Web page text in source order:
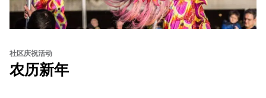
社区庆祝活动
农历新年